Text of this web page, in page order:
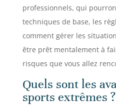
professionnels, qui
techniques de base, les
comment gérer les
être prêt mentalement à
risques que vous allez
Quels sont les
sports extrêmes ?